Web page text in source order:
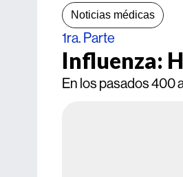
Noticias médicas
1ra. Parte
Influenza:
En los pasados 400